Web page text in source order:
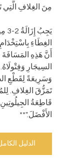
مِنَ الغِلافِ
الغِطَاءِ
أَنَّ هَذِهِ
السِيجَارِ
وَسَرِيعَةً لِقَطْعِ
تَمَزُّقَ الغِلافِ.
قَاطِعَةُ
الأَفْضَلَ."**
الدليل